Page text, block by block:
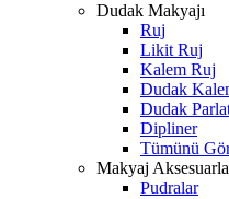
Dudak Makyajı
Ruj
Likit Ruj
Kalem Ruj
Dudak
Dudak
Dipliner
Tümünü
Makyaj
Pudralar